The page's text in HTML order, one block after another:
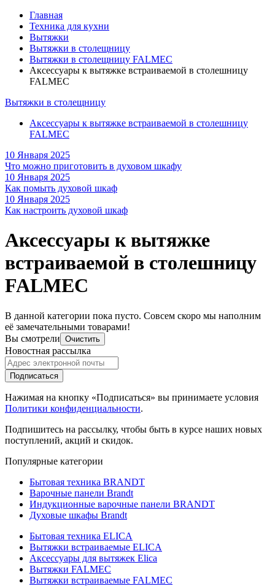
Главная
Техника для кухни
Вытяжки
Вытяжки в столещницу
Вытяжки в столещницу FALMEC
Аксессуары к вытяжке встраиваемой в столешницу
FALMEC
Вытяжки в столещницу
Аксессуары к вытяжке встраиваемой в столешницу
FALMEC
10 Января 2025
Что можно приготовить в духовом шкафу
10 Января 2025
Как помыть духовой шкаф
10 Января 2025
Как настроить духовой шкаф
Аксессуары к вытяжке
встраиваемой в столешницу
FALMEC
В данной категории пока пусто. Совсем скоро мы наполним
её замечательными товарами!
Вы смотрели Очистить
Новостная рассылка
Подписаться
Нажимая на кнопку «Подписаться» вы принимаете условия
Политики конфиденциальности.
Подпишитесь на рассылку, чтобы быть в курсе наших новых
поступлений, акций и скидок.
Популярные категории
Бытовая техника BRANDT
Варочные панели Brandt
Индукционные варочные панели BRANDT
Духовые шкафы Brandt
Бытовая техника ELICA
Вытяжки встраиваемые ELICA
Аксессуары для вытяжек Elica
Вытяжки FALMEC
Вытяжки встраиваемые FALMEC